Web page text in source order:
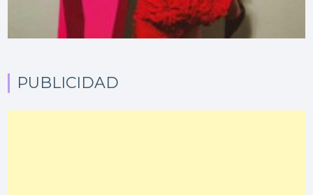
PUBLICIDAD